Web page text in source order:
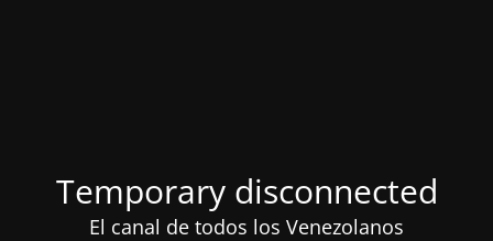
Temporary disconnected
El canal de todos los Venezolanos